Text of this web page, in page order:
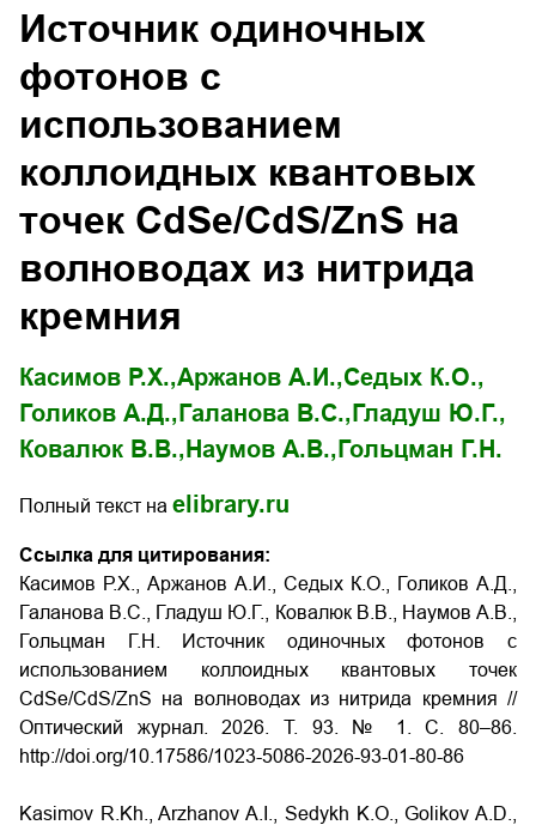
Источник одиночных
фотонов с
использованием
коллоидных квантовых
точек CdSe/CdS/ZnS на
волноводах из нитрида
кремния
Касимов Р.Х.,Аржанов А.И.,Седых К.О.,
Голиков А.Д., Галанова В.С., Гладуш Ю.Г.,
Ковалюк В.В., Наумов А.В., Гольцман Г.Н.
Полный текст на elibrary.ru
Ссылка для цитирования:
Касимов Р.Х., Аржанов А.И., Седых К.О., Голиков А.Д.,
Галанова В.С., Гладуш Ю.Г., Ковалюк В.В., Наумов А.В.,
Гольцман Г.Н. Источник одиночных фотонов с
использованием коллоидных квантовых точек
CdSe/CdS/ZnS на волноводах из нитрида кремния //
Оптический журнал. 2026. Т. 93. № 1. С. 80–86.
http://doi.org/10.17586/1023-5086-2026-93-01-80-86
Kasimov R.Kh., Arzhanov A.I., Sedykh K.O., Golikov A.D.,